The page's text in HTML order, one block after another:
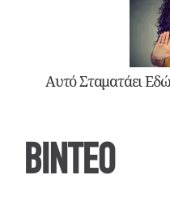
Αυτό Σταματάει Εδώ
ΒΙΝΤΕΟ